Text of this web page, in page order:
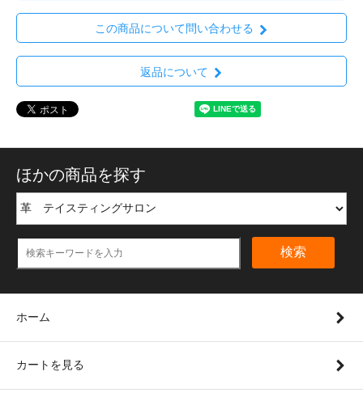
この商品について問い合わせる
返品について
ほかの商品を探す
検索
ホーム
カートを見る